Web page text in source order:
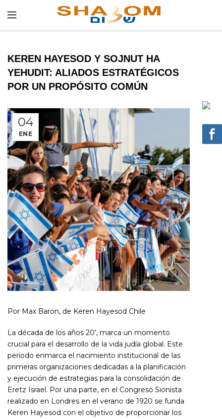
KEREN HAYESOD Y SOJNUT HA
YEHUDIT: ALIADOS ESTRATÉGICOS
POR UN PROPÓSITO COMÚN
04
ENE
Por Max Baron, de Keren Hayesod Chile
La década de los años 20’, marca un momento
crucial para el desarrollo de la vida judía global. Este
periodo enmarca el nacimiento institucional de las
primeras organizaciones dedicadas a la planificación
y ejecución de estrategias para la consolidación de
Eretz Israel. Por una parte, en el Congreso Sionista
realizado en Londres en el verano de 1920 se funda
Keren Hayesod con el objetivo de proporcionar los